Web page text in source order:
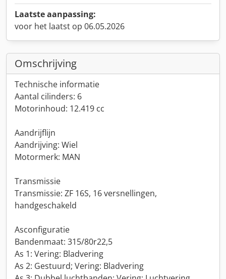
Laatste aanpassing:
voor het laatst op 06.05.2026
Omschrijving
Technische informatie
Aantal cilinders: 6
Motorinhoud: 12.419 cc
Aandrijflijn
Aandrijving: Wiel
Motormerk: MAN
Transmissie
Transmissie: ZF 16S, 16 versnellingen,
handgeschakeld
Asconfiguratie
Bandenmaat: 315/80r22,5
As 1: Vering: Bladvering
As 2: Gestuurd; Vering: Bladvering